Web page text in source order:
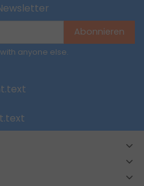
Abonnieren
anyone else.